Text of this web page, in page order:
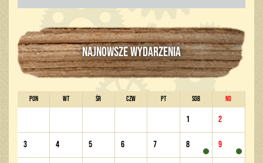
NAJNOWSZE WYDARZENIA
PON WT ŚR CZW PT SOB ND
1 2
3 4 5 6 7 8 9